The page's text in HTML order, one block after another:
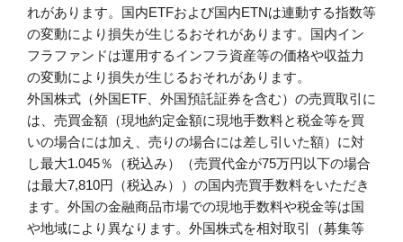
れがあります。国内ETFおよび国内ETNは連動する指数等
の変動により損失が生じるおそれがあります。国内イン
フラファンドは運用するインフラ資産等の価格や収益力
の変動により損失が生じるおそれがあります。
外国株式（外国ETF、外国預託証券を含む）の売買取引に
は、売買金額（現地約定金額に現地手数料と税金等を買
いの場合には加え、売りの場合には差し引いた額）に対
し最大1.045％（税込み）（売買代金が75万円以下の場合
は最大7,810円（税込み））の国内売買手数料をいただき
ます。外国の金融商品市場での現地手数料や税金等は国
や地域により異なります。外国株式を相対取引（募集等